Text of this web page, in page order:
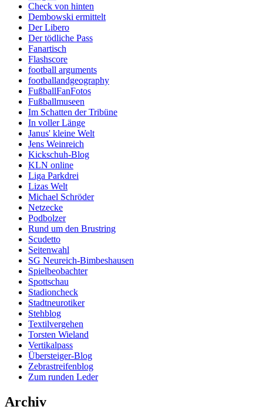
Check von hinten
Dembowski ermittelt
Der Libero
Der tödliche Pass
Fanartisch
Flashscore
football arguments
footballandgeography
FußballFanFotos
Fußballmuseen
Im Schatten der Tribüne
In voller Länge
Janus' kleine Welt
Jens Weinreich
Kickschuh-Blog
KLN online
Liga Parkdrei
Lizas Welt
Michael Schröder
Netzecke
Podbolzer
Rund um den Brustring
Scudetto
Seitenwahl
SG Neureich-Bimbeshausen
Spielbeobachter
Spottschau
Stadioncheck
Stadtneurotiker
Stehblog
Textilvergehen
Torsten Wieland
Vertikalpass
Übersteiger-Blog
Zebrastreifenblog
Zum runden Leder
Archiv